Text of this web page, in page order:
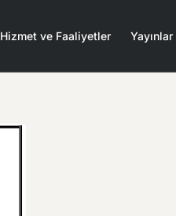
Hizmet ve Faaliyetler Yayınlar